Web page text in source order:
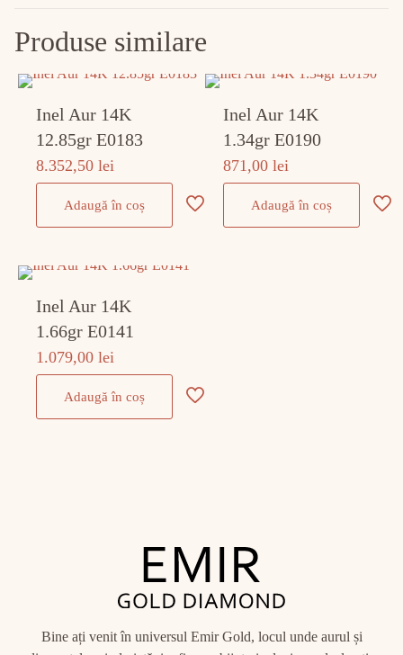
Produse similare
Inel Aur 14K
12.85gr E0183
8.352,50lei
Adaugă în coș
Inel Aur 14K
1.34gr E0190
871,00lei
Adaugă în coș
Inel Aur 14K
1.66gr E0141
1.079,00lei
Adaugă în coș
Bine ați venit în universul Emir Gold, locul unde aurul și